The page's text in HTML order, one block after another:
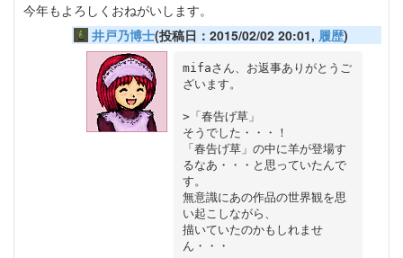
今年もよろしくおねがいします。
井戸乃博士(投稿日：2015/02/02 20:01, 履歴)
mifaさん、お返事ありがとうご
ざいます。
>「春告げ草」
そうでした・・・！
「春告げ草」の中に羊が登場す
るなあ・・・と思っていたんで
す。
無意識にあの作品の世界観を思
い起こしながら、
描いていたのかもしれませ
ん・・・